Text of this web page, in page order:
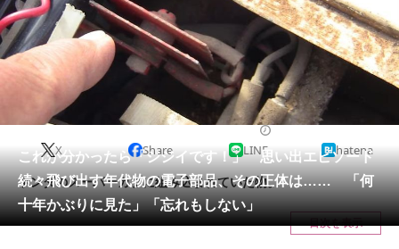
エンタメ
グルメ 地域
住まい 教育・育児
リサーチ
会員記事
メディア
注目記事を集めた総合ページ
これが分かったら「ジジイです！」 思い出エピソード
続々飛び出す年代物の電子部品、その正体は…… 「何
十年かぶりに見た」「忘れもしない」
X Share LINE hatena
ホンダのスーパーカブに組み込まれていた物。
目次を表示